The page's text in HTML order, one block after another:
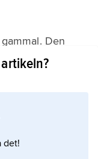
Den
på marken
det!